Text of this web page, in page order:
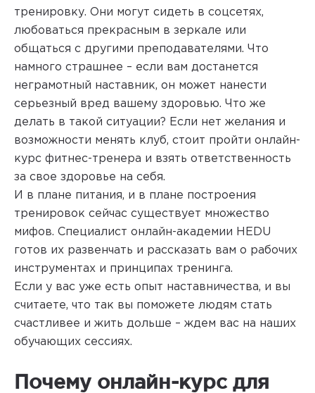
тренировку. Они могут сидеть в соцсетях,
любоваться прекрасным в зеркале или
общаться с другими преподавателями. Что
намного страшнее – если вам достанется
неграмотный наставник, он может нанести
серьезный вред вашему здоровью. Что же
делать в такой ситуации? Если нет желания и
возможности менять клуб, стоит пройти онлайн-
курс фитнес-тренера и взять ответственность
за свое здоровье на себя.
И в плане питания, и в плане построения
тренировок сейчас существует множество
мифов. Специалист онлайн-академии HEDU
готов их развенчать и рассказать вам о рабочих
инструментах и принципах тренинга.
Если у вас уже есть опыт наставничества, и вы
считаете, что так вы поможете людям стать
счастливее и жить дольше – ждем вас на наших
обучающих сессиях.
Почему онлайн-курс для